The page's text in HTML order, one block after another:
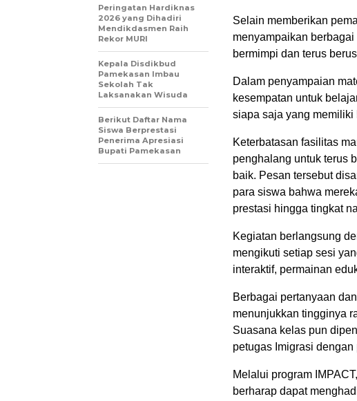
Selain memberikan
menyampaikan
bermimpi dan terus
Dalam penyampaian
kesempatan untuk
siapa saja yang memiliki
Keterbatasan fasilitas
penghalang untuk terus
baik. Pesan tersebut
para siswa bahwa
prestasi hingga tingkat
Kegiatan berlangsung
mengikuti setiap sesi
interaktif, permainan
Berbagai pertanyaan
menunjukkan tingginya
Suasana kelas pun
petugas Imigrasi dengan
Melalui program
berharap dapat
Peringatan Hardiknas
2026 yang Dihadiri
Mendikdasmen Raih
Rekor MURI
Kepala Disdikbud
Pamekasan Imbau
Sekolah Tak
Laksanakan Wisuda
Berikut Daftar Nama
Siswa Berprestasi
Penerima Apresiasi
Bupati Pamekasan